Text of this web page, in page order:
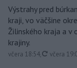
Výstrahy pred
kraji, vo väčšine
Žilinského kraja a v
krajiny.
včera 18:54, včera